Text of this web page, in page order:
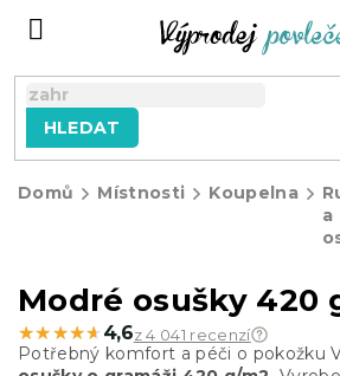
HLEDAT
Domů Místnosti Koupelna
a
Modré osušky 420
★★★★★
★★★★★ 4,6z 4 041 recenzí
Potřebný komfort a péči o pokožku